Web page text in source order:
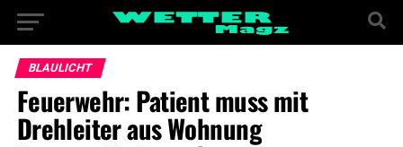
BLAULICHT
Feuerwehr: Patient muss mit
Drehleiter aus Wohnung